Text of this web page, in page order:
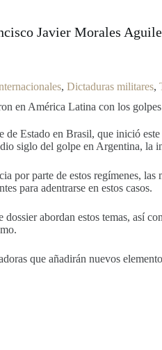
Javier Morales
, Dictaduras militares,
en América Latina con los
de Estado en Brasil, que inició
siglo del golpe en Argentina, la
por parte de estos regímenes,
para adentrarse en estos casos.
dossier abordan estos temas, así
que añadirán nuevos